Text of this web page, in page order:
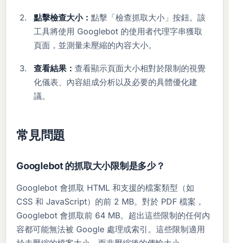
點擊檢查大小：點擊「檢查抓取大小」按鈕。該
工具將使用 Googlebot 的使用者代理字串獲取
頁面，並測量未壓縮的內容大小。
查看結果：查看顯示頁面大小相對於限制的視覺
化儀表、內容組成分析以及必要的具體優化建
議。
常見問題
Googlebot 的抓取大小限制是多少？
Googlebot 會抓取 HTML 和支援的檔案類型（如
CSS 和 JavaScript）的前 2 MB。對於 PDF 檔案，
Googlebot 會抓取前 64 MB。超出這些限制的任何內
容都可能無法被 Google 處理或索引。這些限制適用